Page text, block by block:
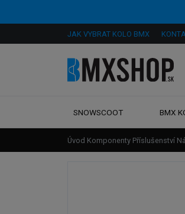
JAK VYBRAT KOLO BMX
SNOWSCOOT BMX
Úvod Komponenty Příslušenství